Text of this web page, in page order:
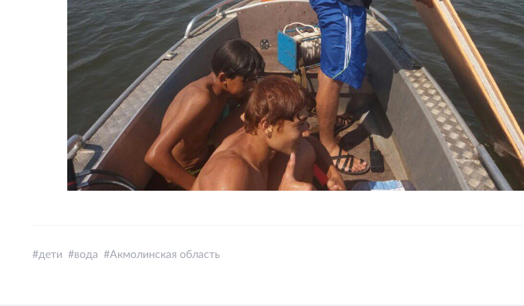
дети вода Акмолинская область